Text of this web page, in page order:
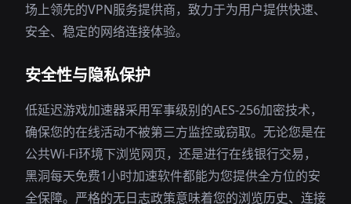
场上领先的VPN服务提供商，致力于为用户提供快速、
安全、稳定的网络连接体验。
安全性与隐私保护
低延迟游戏加速器采用军事级别的AES-256加密技术，
确保您的在线活动不被第三方监控或窃取。无论您是在
公共Wi-Fi环境下浏览网页，还是进行在线银行交易，
黑洞每天免费1小时加速软件都能为您提供全方位的安
全保障。严格的无日志政策意味着您的浏览历史、连接